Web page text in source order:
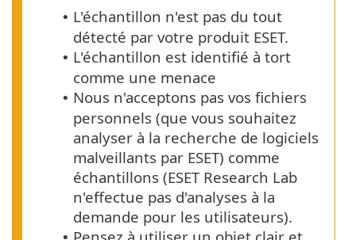
• L'échantillon n'est pas du tout
détecté par votre produit ESET.
• L'échantillon est identifié à tort
comme une menace
• Nous n'acceptons pas vos fichiers
personnels (que vous souhaitez
analyser à la recherche de logiciels
malveillants par ESET) comme
échantillons (ESET Research Lab
n'effectue pas d'analyses à la
demande pour les utilisateurs).